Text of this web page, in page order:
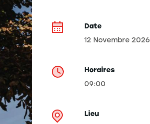
Date
12 Novembre 2026
Horaires
09:00
Lieu